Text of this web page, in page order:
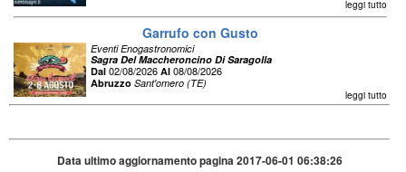
leggi tutto
Garrufo con Gusto
Eventi Enogastronomici
Sagra Del Maccheroncino Di Saragolla
Dal 02/08/2026 Al 08/08/2026
Abruzzo Sant'omero (TE)
leggi tutto
Data ultimo aggiornamento pagina 2017-06-01 06:38:26